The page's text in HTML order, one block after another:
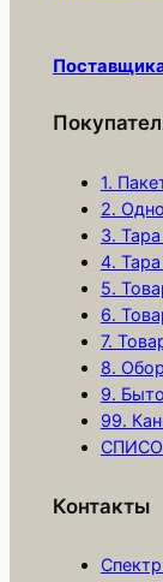
р
а
0
1.
2.
3.
4.
5.
6.
7.
8.
9.
99.
Контакты